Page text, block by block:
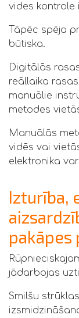
vides kontrole
Tāpēc spēja
būtiska.
Digitālās
reāllaika
manuālie
metodes
Manuālās
vidēs vai
elektronika
Izturība,
pakāpes
jādarbojas
Smilšu